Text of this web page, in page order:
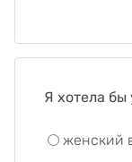
Я хотела бы
женский